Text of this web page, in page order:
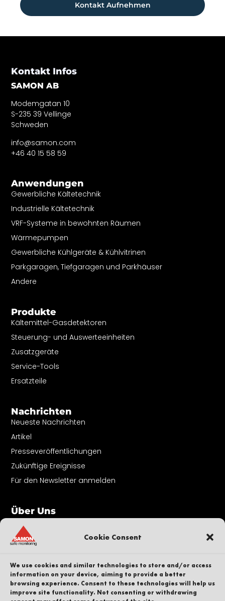
Cookie Consent
We use cookies and similar technologies to store and/or access
information on your device, aiming to provide a better
browsing experience. Consent to these technologies will help us
improve site functionality. Not consenting or withdrawing
Kontakt Aufnehmen
Kontakt Infos
SAMON AB
Modemgatan 10
S-235 39 Vellinge
Schweden
info@samon.com
+46 40 15 58 59
Anwendungen
Gewerbliche Kältetechnik
Industrielle Kältetechnik
VRF-Systeme in bewohnten Räumen
Wärmepumpen
Gewerbliche Kühlgeräte & Kühlvitrinen
Parkgaragen, Tiefgaragen und Parkhäuser
Andere
Produkte
Kältemittel-Gasdetektoren
Steuerung- und Auswerteeinheiten
Zusatzgeräte
Service-Tools
Ersatzteile
Nachrichten
Neueste Nachrichten
Artikel
Presseveröffentlichungen
Zukünftige Ereignisse
Für den Newsletter anmelden
Über Uns
Unser Volk
Nachhaltigkeit
Whistleblower
Datenschutzbestimmungen